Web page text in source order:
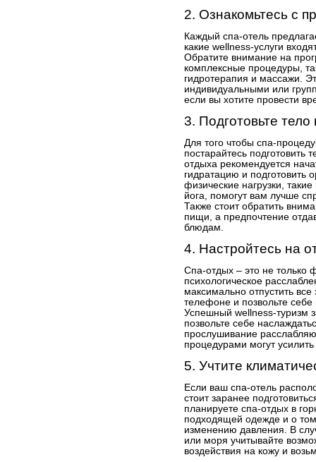
2. Ознакомьтесь с
Каждый спа-отель
какие wellness-услуги
Обратите внимание на
комплексные процедуры,
гидротерапия и массажи.
индивидуальными или
если вы хотите провести
3. Подготовьте
Для того чтобы спа-
постарайтесь подготовить
отдыха рекомендуется
гидратацию и подготовить
физические нагрузки,
йога, помогут вам лучше
Также стоит обратить
пищи, а предпочтение
блюдам.
4. Настройтесь на
Спа-отдых – это не только
психологическое
максимально отпустить
телефоне и позвольте себе
Успешный wellness-туризм
позвольте себе
прослушивание
процедурами могут
5. Учтите
Если ваш спа-отель
стоит заранее
планируете спа-отдых в
подходящей одежде и о
изменению давления. В
или моря учитывайте
воздействия на кожу и